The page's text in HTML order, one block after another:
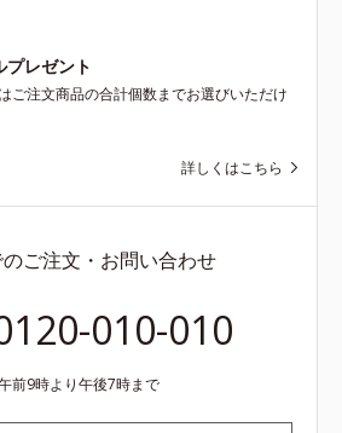
プレゼント
ご注文商品の合計個数までお選びいただけ
詳しくはこちら
ご注文・お問い合わせ
010-010
前9時より午後7時まで